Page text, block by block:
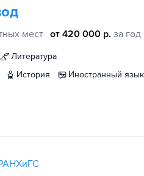
мест от 420 000 р. за год
литература
история иностранный язык